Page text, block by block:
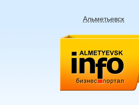
Альметьевск